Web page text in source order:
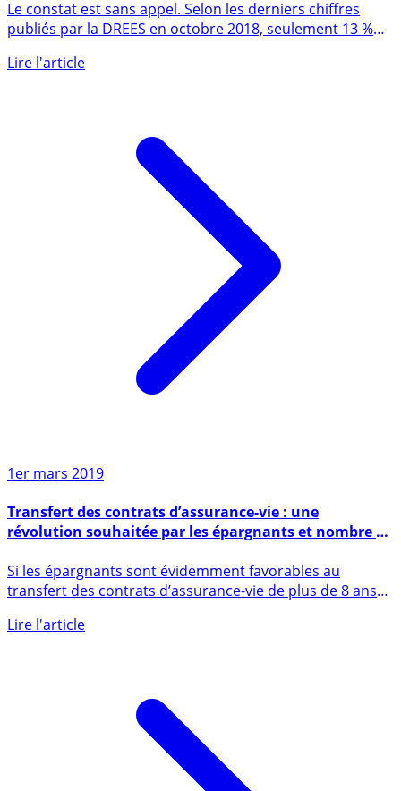
salariés
Le constat est sans appel. Selon les derniers chiffres
publiés par la DREES en octobre 2018, seulement 13 %
des (...)
Transfert des contrats d’assurance-vie : une
conseillers en gestion de patrimoine
Si les épargnants sont évidemment favorables au
transfert des contrats d’assurance-vie de plus de 8 ans
d’un assureur (...)